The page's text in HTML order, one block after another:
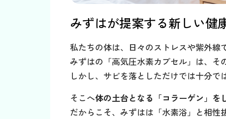
みずはが提案する新しい健
私たちの体は、日々のストレスや紫外線
みずはの「高気圧水素カプセル」は、そ
しかし、サビを落としただけでは十分で
そこへ体の土台となる「コラーゲン」を
だからこそ、みずはは「水素浴」と相性